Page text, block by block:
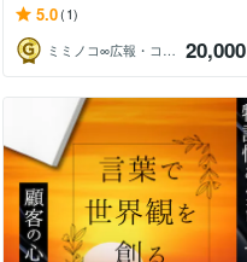
5.0(1)
ミミノコ∞広報・コピーライター
20,000